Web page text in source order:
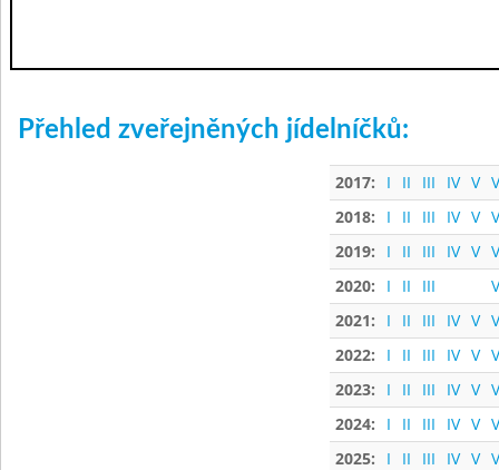
Přehled zveřejněných jídelníčků:
2017: I II III IV V
2018:
I II III IV V
2019:
I II III IV V
2020:
I II III
2021:
I II III IV V
2022:
I II III IV V
2023:
I II III IV V
2024:
I II III IV V
2025:
I II III IV V